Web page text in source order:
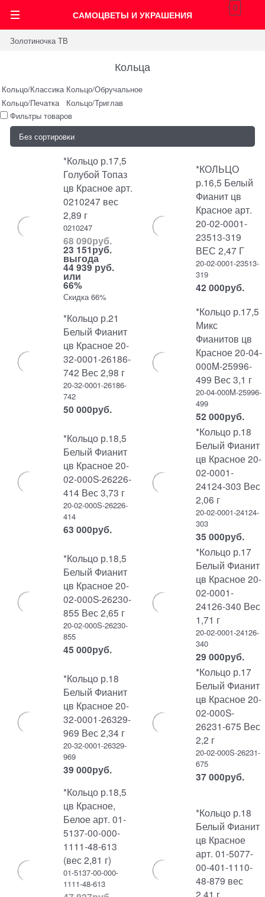
САМОЦВЕТЫ И УКРАШЕНИЯ
0
Золотиночка ТВ
Кольца
Кольцо/Классика Кольцо/Обручальное
Кольцо/Печатка
Кольцо/Триглав
Фильтры товаров
*Кольцо р.17,5
Голубой Топаз
цв Красное арт.
0210247 вес
2,89 г
0210247
68 090руб.
23 151руб.
выгода
44 939 руб.
или
66%
Скидка 66%
*КОЛЬЦО
р.16,5 Белый
Фианит цв
Красное арт.
20-02-0001-
23513-319
ВЕС 2,47 Г
20-02-0001-23513-
319
42 000руб.
*Кольцо р.21
Белый Фианит
цв Красное 20-
32-0001-26186-
742 Вес 2,98 г
20-32-0001-26186-
742
50 000руб.
*Кольцо р.17,5
Микс
Фианитов цв
Красное 20-04-
000M-25996-
499 Вес 3,1 г
20-04-000M-25996-
499
52 000руб.
*Кольцо р.18,5
Белый Фианит
цв Красное 20-
02-000S-26226-
414 Вес 3,73 г
20-02-000S-26226-
414
63 000руб.
*Кольцо р.18
Белый Фианит
цв Красное 20-
02-0001-
24124-303 Вес
2,06 г
20-02-0001-24124-
303
35 000руб.
*Кольцо р.18,5
Белый Фианит
цв Красное 20-
02-000S-26230-
855 Вес 2,65 г
20-02-000S-26230-
855
45 000руб.
*Кольцо р.17
Белый Фианит
цв Красное 20-
02-0001-
24126-340 Вес
1,71 г
20-02-0001-24126-
340
29 000руб.
*Кольцо р.18
Белый Фианит
цв Красное 20-
32-0001-26329-
969 Вес 2,34 г
20-32-0001-26329-
969
39 000руб.
*Кольцо р.17
Белый Фианит
цв Красное 20-
02-000S-
26231-675 Вес
2,2 г
20-02-000S-26231-
675
37 000руб.
*Кольцо р.18,5
цв Красное,
Белое арт. 01-
5137-00-000-
1111-48-613
(вес 2,81 г)
01-5137-00-000-
1111-48-613
*Кольцо р.18
Белый Фианит
цв Красное
арт. 01-5077-
00-401-1110-
48-879 вес
2,41 г